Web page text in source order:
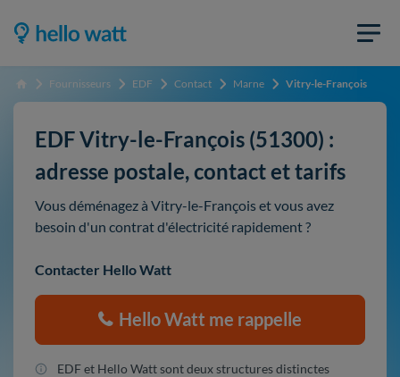
Accueil Fournisseurs EDF Contact Marne Vitry-le-François
EDF Vitry-le-François (51300) :
adresse postale, contact et tarifs
Vous déménagez à Vitry-le-François et vous avez
besoin d'un contrat d'électricité rapidement ?
Contacter Hello Watt
Hello Watt me rappelle
EDF et Hello Watt sont deux structures distinctes